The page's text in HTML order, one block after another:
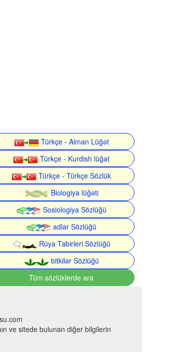
Türkçe - Alman Lüğət
Türkçe - Kurdish lüğət
Türkçe - Türkçe Sözlük
Biologiya lüğəti
Sosiologiya Sözlüğü
adlar Sözlüğü
Rüya Tabirleri Sözlüğü
bitkilər Sözlüğü
Tüm sözlüklerde ara
ve sitede bulunan diğer bilgilerin